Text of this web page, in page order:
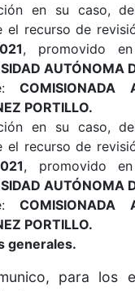
en su caso,
el recurso de
, promovido
AUTÓNOMA
COMISIONADA
PORTILLO.
en su caso,
el recurso de
, promovido
AUTÓNOMA
COMISIONADA
PORTILLO.
generales.
para los